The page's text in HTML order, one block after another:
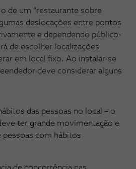
de um “restaurante sobre
deslocações entre pontos
e dependendo público-
de escolher localizações
em local fixo. Ao instalar-se
deve considerar alguns
das pessoas no local – o
ter grande movimentação e
pessoas com hábitos